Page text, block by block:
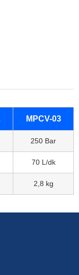
MPCV-03
250 Bar
70 L/dk
2,8 kg